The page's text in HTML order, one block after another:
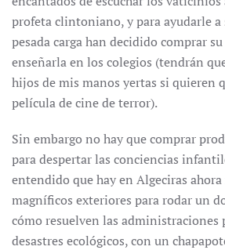
profeta clintoniano, y para ayudarle a
pesada carga han decidido comprar
enseñarla en los colegios (tendrán
hijos de mis manos yertas si quieren
película de cine de terror).
Sin embargo no hay que comprar
para despertar las conciencias
entendido que hay en Algeciras
magníficos exteriores para rodar un
cómo resuelven las administraciones
desastres ecológicos, con un